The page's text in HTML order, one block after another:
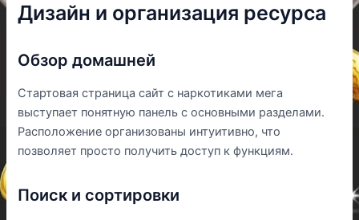
Дизайн и организация ресурса
Обзор домашней
Стартовая страница сайт с наркотиками мега
выступает понятную панель с основными разделами.
Расположение организованы интуитивно, что
позволяет просто получить доступ к функциям.
Поиск и сортировки